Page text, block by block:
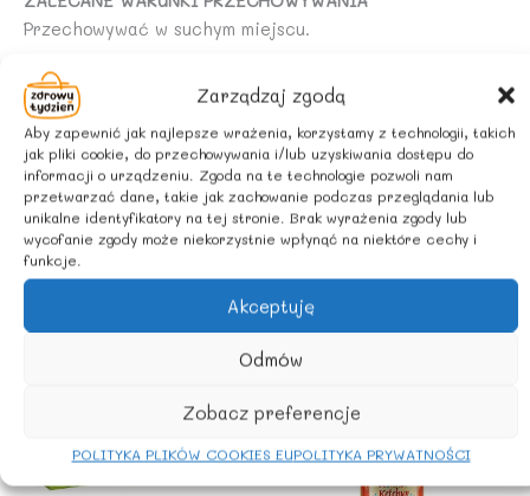
Zarządzaj zgodą
Aby zapewnić jak najlepsze wrażenia, korzystamy z technologii, takich
jak pliki cookie, do przechowywania i/lub uzyskiwania dostępu do
informacji o urządzeniu. Zgoda na te technologie pozwoli nam
przetwarzać dane, takie jak zachowanie podczas przeglądania lub
unikalne identyfikatory na tej stronie. Brak wyrażenia zgody lub
wycofanie zgody może niekorzystnie wpłynąć na niektóre cechy i
funkcje.
Akceptuję
Odmów
Zobacz preferencje
POLITYKA PLIKÓW COOKIES EUPOLITYKA PRYWATNOŚCI
Przechowywać w suchym miejscu.
POCHODZENIE SKŁADNIKÓW:
Rolnictwo UE/ spoza UE
Podobne produkty